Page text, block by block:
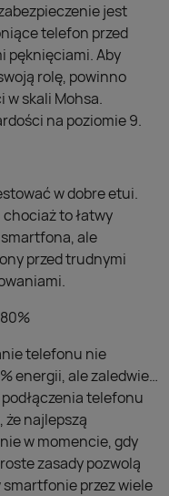
jest
telefon przed
pęknięciami. Aby
rolę, powinno
skali Mohsa.
na poziomie 9.
w dobre etui.
to łatwy
ale
przed trudnymi
telefonu nie
energii, ale zaledwie…
telefonu
że najlepszą
w momencie, gdy
zasady pozwolą
przez wiele